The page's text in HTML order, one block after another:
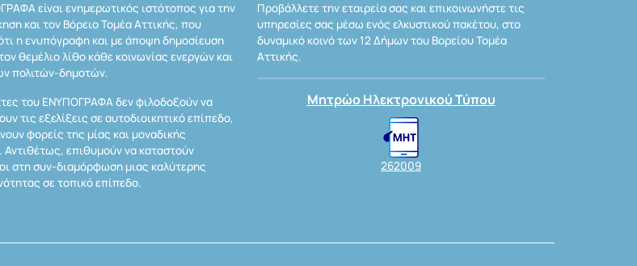
είναι ενημερωτικός ιστότοπος για την
και τον Βόρειο Τομέα Αττικής, που
η ενυπόγραφη και με άποψη δημοσίευση
θεμέλιο λίθο κάθε κοινωνίας ενεργών και
πολιτών-δημοτών.
του ΕΝΥΠΟΓΡΑΦΑ δεν φιλοδοξούν να
τις εξελίξεις σε αυτοδιοικητικό επίπεδο,
φορείς της μίας και μοναδικής
Αντιθέτως, επιθυμούν να καταστούν
στη συν-διαμόρφωση μιας καλύτερης
σε τοπικό επίπεδο.
Προβάλλετε την εταιρεία σας και επικοινωνήστε τις
υπηρεσίες σας μέσω ενός ελκυστικού πακέτου, στο
δυναμικό κοινό των 12 Δήμων του Βορείου Τομέα
Αττικής.
Μητρώο Ηλεκτρονικού Τύπου
262009